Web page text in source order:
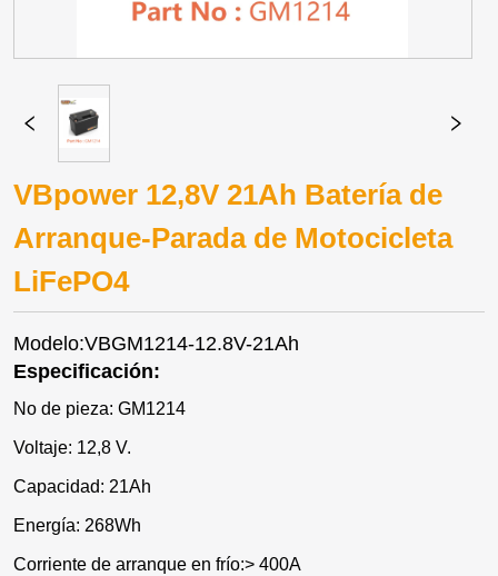
VBpower 12,8V 21Ah Batería de
Arranque-Parada de Motocicleta
LiFePO4
Modelo:VBGM1214-12.8V-21Ah
Especificación:
No de pieza: GM1214
Voltaje: 12,8 V.
Capacidad: 21Ah
Energía: 268Wh
Corriente de arranque en frío:> 400A